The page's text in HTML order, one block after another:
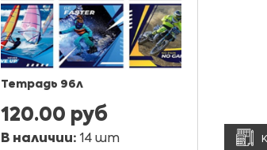
Тетрадь 96л
120.00 руб
В наличии: 14 шт